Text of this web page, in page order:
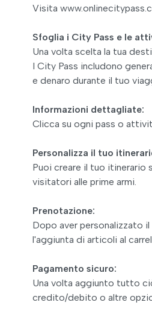
Visita
Sfoglia i City Pass e le
Una volta scelta la tua
I City Pass includono
e denaro durante il tuo
Informazioni dettagliate:
Clicca su ogni pass o
Personalizza il tuo
Puoi creare il tuo
visitatori alle prime armi.
Prenotazione:
Dopo aver personalizzato
l'aggiunta di articoli al
Pagamento sicuro:
Una volta aggiunto tutto
credito/debito o altre